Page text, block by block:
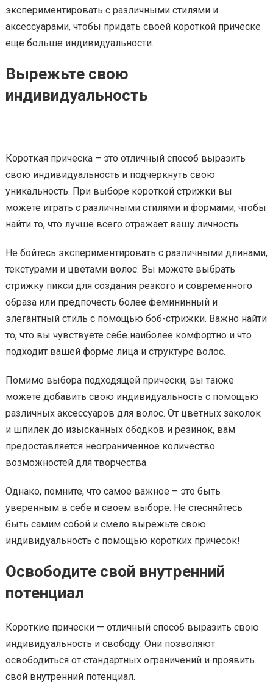
экспериментировать с различными стилями и
аксессуарами, чтобы придать своей короткой прическе
еще больше индивидуальности.
Вырежьте свою
индивидуальность
Короткая прическа – это отличный способ выразить
свою индивидуальность и подчеркнуть свою
уникальность. При выборе короткой стрижки вы
можете играть с различными стилями и формами, чтобы
найти то, что лучше всего отражает вашу личность.
Не бойтесь экспериментировать с различными длинами,
текстурами и цветами волос. Вы можете выбрать
стрижку пикси для создания резкого и современного
образа или предпочесть более фемининный и
элегантный стиль с помощью боб-стрижки. Важно найти
то, что вы чувствуете себе наиболее комфортно и что
подходит вашей форме лица и структуре волос.
Помимо выбора подходящей прически, вы также
можете добавить свою индивидуальность с помощью
различных аксессуаров для волос. От цветных заколок
и шпилек до изысканных ободков и резинок, вам
предоставляется неограниченное количество
возможностей для творчества.
Однако, помните, что самое важное – это быть
уверенным в себе и своем выборе. Не стесняйтесь
быть самим собой и смело вырежьте свою
индивидуальность с помощью коротких причесок!
Освободите свой внутренний
потенциал
Короткие прически — отличный способ выразить свою
индивидуальность и свободу. Они позволяют
освободиться от стандартных ограничений и проявить
свой внутренний потенциал.